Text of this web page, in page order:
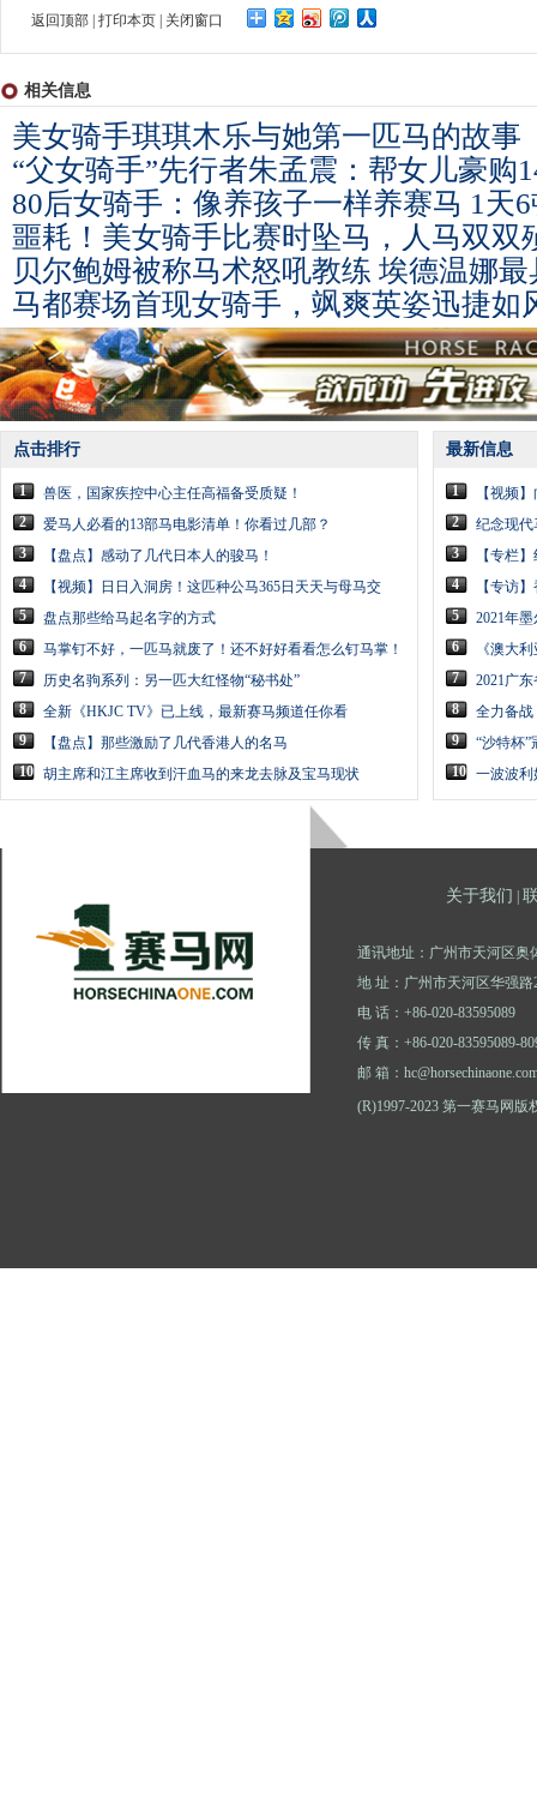
返回顶部 打印本页 关闭窗口
相关信息
美女骑手琪琪木乐与她第一匹马的故事
“父女骑手”先行者朱孟震：帮女儿豪购
80后女骑手：像养孩子一样养赛马 1天
噩耗！美女骑手比赛时坠马，人马双双
贝尔鲍姆被称马术怒吼教练 埃德温娜
马都赛场首现女骑手，飒爽英姿迅捷如
点击排行
1
兽医，国家疾控中心主任高福备受质疑！
2
爱马人必看的13部马电影清单！你看过几部？
3
【盘点】感动了几代日本人的骏马！
4
【视频】日日入洞房！这匹种公马365日天天与母马交
5
盘点那些给马起名字的方式
6
马掌钉不好，一匹马就废了！还不好好看看怎么钉马掌！
7
历史名驹系列：另一匹大红怪物“秘书处”
8
全新《HKJC TV》已上线，最新赛马频道任你看
9
【盘点】那些激励了几代香港人的名马
10 胡主席和江主席收到汗血马的来龙去脉及宝马现状
最新信息
1
【视频
2
纪念现代
3
【专栏
4
【专访
5
2021年
6
《澳大
7
2021广
8
全力备战
9
“沙特杯”
10 一波波利
关于我们
通讯地址：广州市天河区奥
地 址：广州市天河区华强路
电 话：+86-020-83595089
传 真：+86-020-83595089-
邮 箱：
(R)1997-2023 第一赛马网版